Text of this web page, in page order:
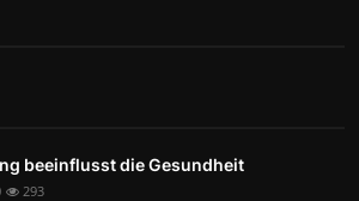
beeinflusst die Gesundheit
293